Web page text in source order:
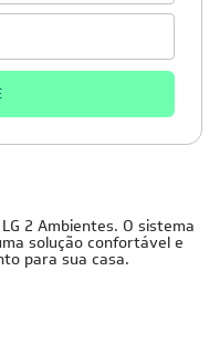
2 Ambientes. O sistema
solução confortável e
para sua casa.